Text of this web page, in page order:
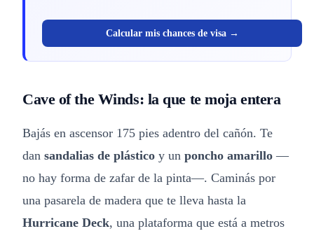
Calcular mis chances de visa →
Cave of the Winds: la que te moja entera
Bajás en ascensor 175 pies adentro del cañón. Te
dan sandalias de plástico y un poncho amarillo —
no hay forma de zafar de la pinta—. Caminás por
una pasarela de madera que te lleva hasta la
Hurricane Deck, una plataforma que está a metros